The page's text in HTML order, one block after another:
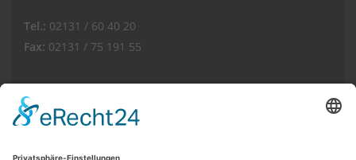
Tel.: 02131 / 60 40 20
Fax: 02131 / 75 191 55
E-Mail:
info(at)thurnerimmobilien.de
Web: